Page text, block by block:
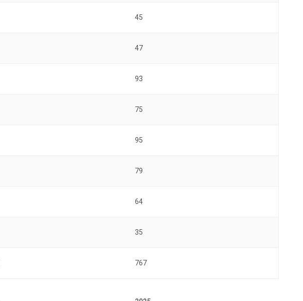
45
47
93
75
95
79
64
35
767